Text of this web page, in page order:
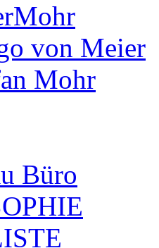
von Meier
Mohr
Büro